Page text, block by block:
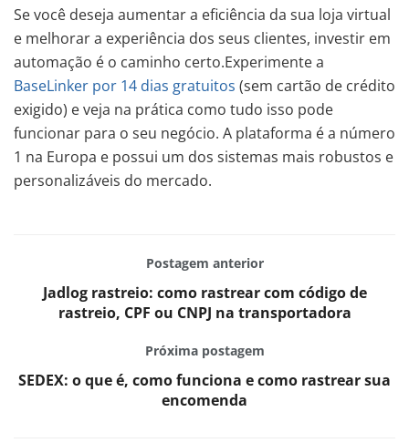
Se você deseja aumentar a eficiência da sua loja virtual
e melhorar a experiência dos seus clientes, investir em
automação é o caminho certo.Experimente a
BaseLinker por 14 dias gratuitos (sem cartão de crédito
exigido) e veja na prática como tudo isso pode
funcionar para o seu negócio. A plataforma é a número
1 na Europa e possui um dos sistemas mais robustos e
personalizáveis do mercado.
Postagem anterior
Jadlog rastreio: como rastrear com código de
rastreio, CPF ou CNPJ na transportadora
Próxima postagem
SEDEX: o que é, como funciona e como rastrear sua
encomenda